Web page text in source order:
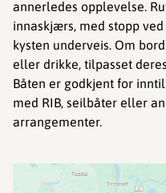
annerledes opplevelse.
innaskjærs, med stopp
kysten underveis. Om
eller drikke, tilpasset
Båten er godkjent for
med RIB, seilbåter eller
arrangementer.